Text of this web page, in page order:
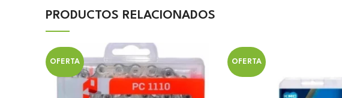
PRODUCTOS RELACIONADOS
OFERTA OFERTA